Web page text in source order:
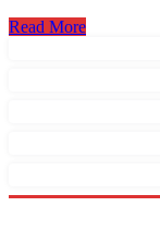
Read More